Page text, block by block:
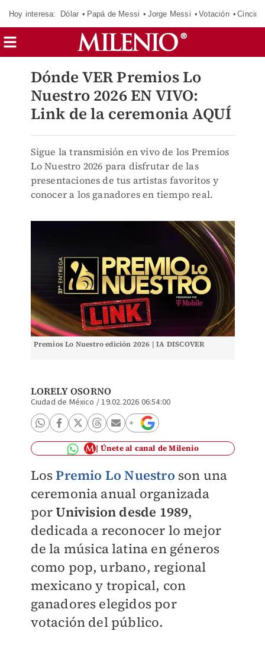
Hoy interesa: Dólar Papá de Messi Jorge Messi Votación
Dónde VER Premios Lo
Nuestro 2026 EN VIVO:
Link de la ceremonia AQUÍ
Sigue la transmisión en vivo de los Premios
Lo Nuestro 2026 para disfrutar de las
presentaciones de tus artistas favoritos y
conocer a los ganadores en tiempo real.
Premios Lo Nuestro edición 2026 | IA DISCOVER
LORELY OSORNO
Ciudad de México /19.02.2026 06:54:00
Únete al canal de Milenio
LosPremio Lo Nuestro son una
ceremonia anual organizada
porUnivision desde 1989,
dedicada a reconocer lo mejor
de la música latina en géneros
como pop, urbano, regional
mexicano y tropical, con
ganadores elegidos por
votación del público.